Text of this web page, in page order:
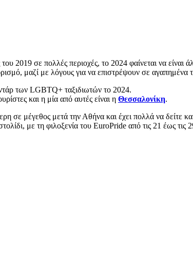
2019 σε πολλές περιοχές, το 2024 φαίνεται να είναι
μαζί με λόγους για να επιστρέψουν σε αγαπημένα
των LGBTQ+ ταξιδιωτών το 2024.
και η μία από αυτές είναι η Θεσσαλονίκη.
σε μέγεθος μετά την Αθήνα και έχει πολλά να δείτε
με τη φιλοξενία του EuroPride από τις 21 έως